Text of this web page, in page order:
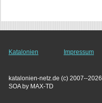
Katalonien Impressum
katalonien-netz.de (c) 2007--2026
SOA by MAX-TD